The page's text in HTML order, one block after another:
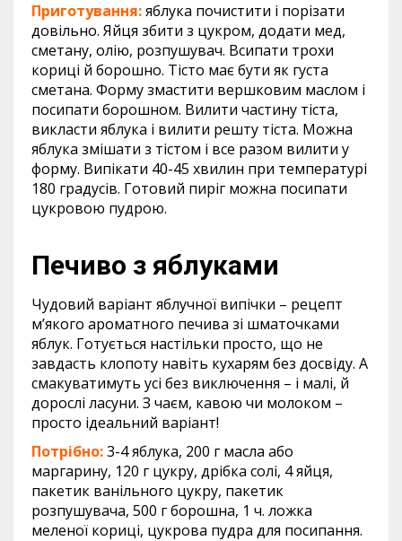
Приготування:яблука почистити і порізати
довільно. Яйця збити з цукром, додати мед,
сметану, олію, розпушувач. Всипати трохи
кориці й борошно. Тісто має бути як густа
сметана. Форму змастити вершковим маслом і
посипати борошном. Вилити частину тіста,
викласти яблука і вилити решту тіста. Можна
яблука змішати з тістом і все разом вилити у
форму. Випікати 40-45 хвилин при температурі
180 градусів. Готовий пиріг можна посипати
цукровою пудрою.
Печиво з яблуками
Чудовий варіант яблучної випічки – рецепт
м’якого ароматного печива зі шматочками
яблук. Готується настільки просто, що не
завдасть клопоту навіть кухарям без досвіду. А
смакуватимуть усі без виключення – і малі, й
дорослі ласуни. З чаєм, кавою чи молоком –
просто ідеальний варіант!
Потрібно:3-4 яблука, 200 г масла або
маргарину, 120 г цукру, дрібка солі, 4 яйця,
пакетик ванільного цукру, пакетик
розпушувача, 500 г борошна, 1 ч. ложка
меленої кориці, цукрова пудра для посипання.